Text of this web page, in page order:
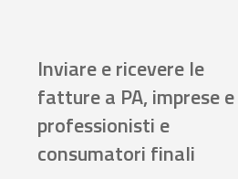
Inviare e ricevere le
fatture a PA, imprese e
professionisti e
consumatori finali